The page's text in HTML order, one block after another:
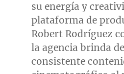
su energía y
plataforma de
Robert Rodríguez
la agencia brinda
consistente